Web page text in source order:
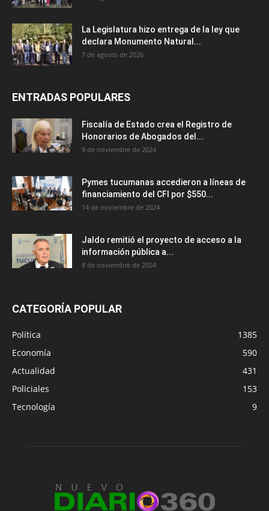
La Legislatura hizo entrega de la ley que
declara Monumento Natural...
7 de agosto de 2026
ENTRADAS POPULARES
Fiscalía de Estado crea el Registro de
Honorarios de Abogados del...
9 de noviembre de 2024
Pymes tucumanas accedieron a líneas de
financiamiento del CFI por $550...
14 de noviembre de 2024
Jaldo remitió el proyecto de acceso a la
información pública a...
8 de noviembre de 2024
CATEGORÍA POPULAR
Política
1385
Economía
590
Actualidad
431
Policiales
153
Tecnología
9